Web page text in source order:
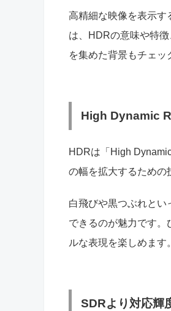
高精細な映像を表示
は、HDRの意味や特
を集めた背景もチェッ
High Dynamic
HDRは「High
の幅を拡大するための
白飛びや黒つぶれと
できるのが魅力です。
ルな表現を楽しめます。
SDRより対応輝